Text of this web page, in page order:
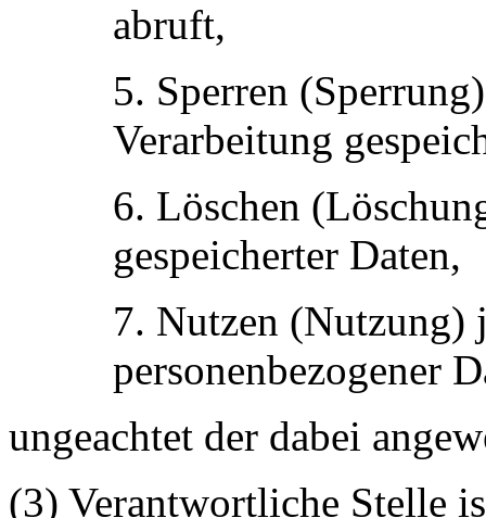
abruft,
5. Sperren
Verarbeitung
6. Löschen
gespeicherter Daten,
7. Nutzen (Nutzung)
personenbezogener
ungeachtet der dabei
(3) Verantwortliche Stelle